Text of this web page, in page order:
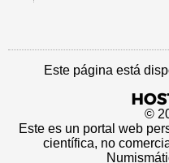
Este página está
©
Este es un portal web
científica, no